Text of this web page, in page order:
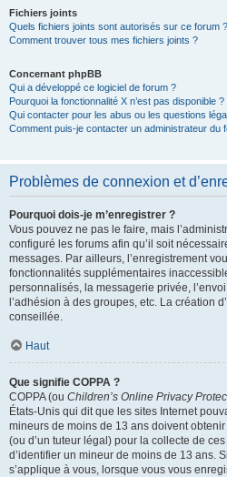
Fichiers joints
Quels fichiers joints sont autorisés sur ce forum ?
Comment trouver tous mes fichiers joints ?
Concernant phpBB
Qui a développé ce logiciel de forum ?
Pourquoi la fonctionnalité X n’est pas disponible ?
Qui contacter pour les abus ou les questions
Comment puis-je contacter un administrateur du
Problèmes de connexion et
Pourquoi dois-je m’enregistrer ?
Vous pouvez ne pas le faire, mais
configuré les forums afin qu’il soit
messages. Par ailleurs, l’enregistrement
fonctionnalités supplémentaires
personnalisés, la messagerie privée,
l’adhésion à des groupes, etc. La création
conseillée.
Haut
Que signifie COPPA ?
COPPA (ou Children’s Online Privacy
États-Unis qui dit que les sites Internet
mineurs de moins de 13 ans doivent
(ou d’un tuteur légal) pour la collecte de
d’identifier un mineur de moins de 13 ans.
s’applique à vous, lorsque vous vous